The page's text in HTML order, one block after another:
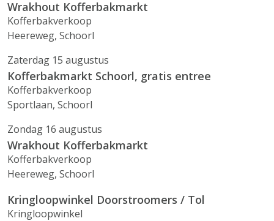
Wrakhout Kofferbakmarkt
Kofferbakverkoop
Heereweg, Schoorl
Zaterdag 15 augustus
Kofferbakmarkt Schoorl, gratis entree
Kofferbakverkoop
Sportlaan, Schoorl
Zondag 16 augustus
Wrakhout Kofferbakmarkt
Kofferbakverkoop
Heereweg, Schoorl
Kringloopwinkel Doorstroomers / Tol
Kringloopwinkel